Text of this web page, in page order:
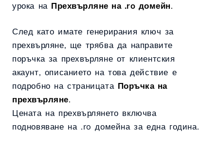
урока на Прехвърляне на .ro домейн.
След като имате генерирания ключ за
прехвърляне, ще трябва да направите
поръчка за прехвърляне от клиентския
акаунт, описанието на това действие е
подробно на страницата Поръчка на
прехвърляне.
Цената на прехвърлянето включва
подновяване на .ro домейна за една година.